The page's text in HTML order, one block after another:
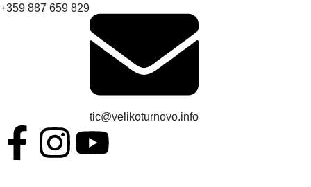
+359 887 659 829
tic@velikoturnovo.info